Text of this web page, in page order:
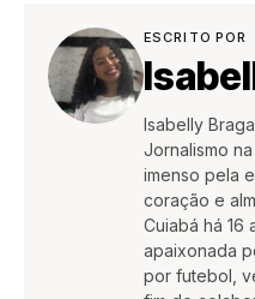
ESCRITO POR
Isabelly
Jornalismo
imenso pela
coração e
Cuiabá há 16
apaixonada
por futebol,